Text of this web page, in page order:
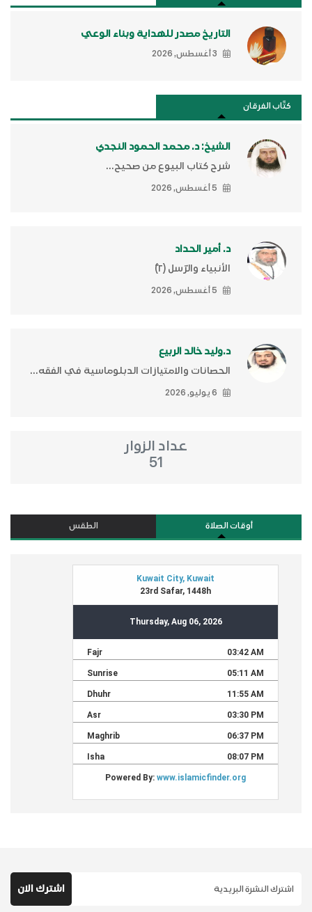
التاريخ مصدر للهداية وبناء الوعي
3 أغسطس, 2026
كتَّاب الفرقان
الشيخ: د. محمد الحمود النجدي
شرح كتاب البيوع من صحيح...
5 أغسطس, 2026
د. أمير الحداد
الأنبياء والرّسل (٢)ّ
5 أغسطس, 2026
د.وليد خالد الربيع
الحصانات والامتيازات الدبلوماسية في الفقه...
6 يوليو, 2026
عداد الزوار
51
أوقات الصلاة الطقس